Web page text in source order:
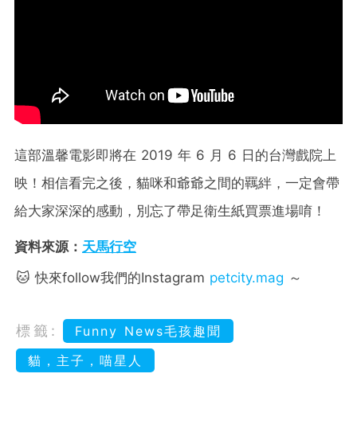
這部溫馨電影即將在 2019 年 6 月 6 日的台灣戲院上
映！相信看完之後，貓咪和爺爺之間的羈絆，一定會帶
給大家深深的感動，別忘了帶足衛生紙買票進場唷！
資料來源： 天馬行空
🐱 快來follow我們的Instagram petcity.mag ～
標籤:
Funny News毛孩趣聞
貓，主子，喵星人